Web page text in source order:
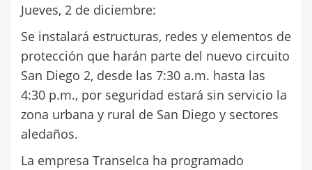
Jueves, 2 de diciembre:
Se instalará estructuras, redes y elementos de
protección que harán parte del nuevo circuito
San Diego 2, desde las 7:30 a.m. hasta las
4:30 p.m., por seguridad estará sin servicio la
zona urbana y rural de San Diego y sectores
aledaños.
La empresa Transelca ha programado